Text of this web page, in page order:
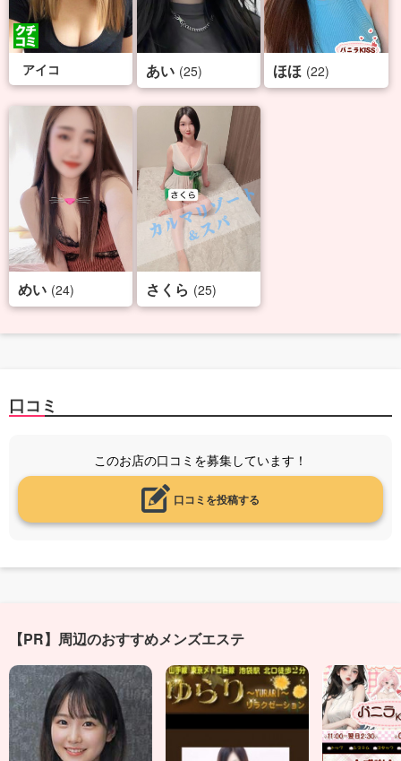
アイコ あい (25) ほほ (22)
めい (24) さくら (25)
口コミ
このお店の口コミを募集しています！
口コミを投稿する
【PR】周辺のおすすめメンズエステ